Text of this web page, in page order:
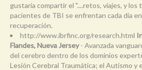
gustaría compartir el "....retos, viajes, y los
pacientes de TBI se enfrentan cada día en
recuperación.
http://www.ibrfinc.org/research.html
Flandes, Nueva Jersey- Avanzada
del cerebro dentro de los dominios
Lesión Cerebral Traumática; el Autismo y